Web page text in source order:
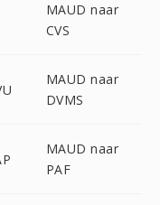
MAUD naar
CVS
MAUD naar
DVMS
MAUD naar
PAF